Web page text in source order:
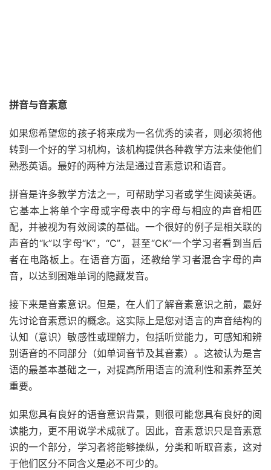
拼音与音素意
如果您希望您的孩子将来成为一名优秀的读者，则必须将他
转到一个好的学习机构，该机构提供各种教学方法来使他们
熟悉英语。最好的两种方法是通过音素意识和语音。
拼音是许多教学方法之一，可帮助学习者或学生阅读英语。
它基本上将单个字母或字母表中的字母与相应的声音相匹
配，并被视为有效阅读的基础。一个很好的例子是相关联的
声音的“k”以字母“K”，“C”，甚至“CK”一个学习者看到当 后
者在电路板上。在语音方面，还教给学习者混合字母的声
音，以达到困难单词的隐藏发音。
接下来是音素意识。但是，在人们了解音素意识之前，最好
先讨论音素意识的概念。这实际上是您对语言的声音结构的
认知（意识）敏感性或理解力，包括听觉能力，可感知和辨
别语音的不同部分（如单词音节及其音素）。这被认为是言
语的最基本基础之一，对提高所用语言的流利性和素养至关
重要。
如果您具有良好的语音意识背景，则很可能您具有良好的阅
读能力，更不用说学术成就了。因此，音素意识只是音素意
识的一个部分，学习者将能够操纵，分类和听取音素，这对
于他们区分不同含义是必不可少的。